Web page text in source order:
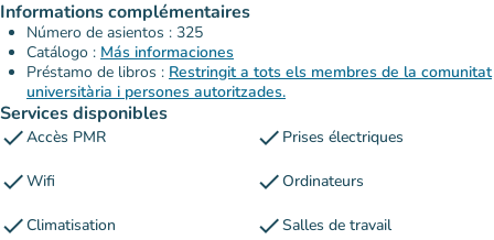
Informations complémentaires
Número de asientos : 325
Catálogo : Más informaciones
Préstamo de libros : Restringit a tots els membres de la comunitat
universitària i persones autoritzades.
Services disponibles
checkAccès PMR check Prises électriques
checkWifi checkOrdinateurs
checkClimatisation checkSalles de travail